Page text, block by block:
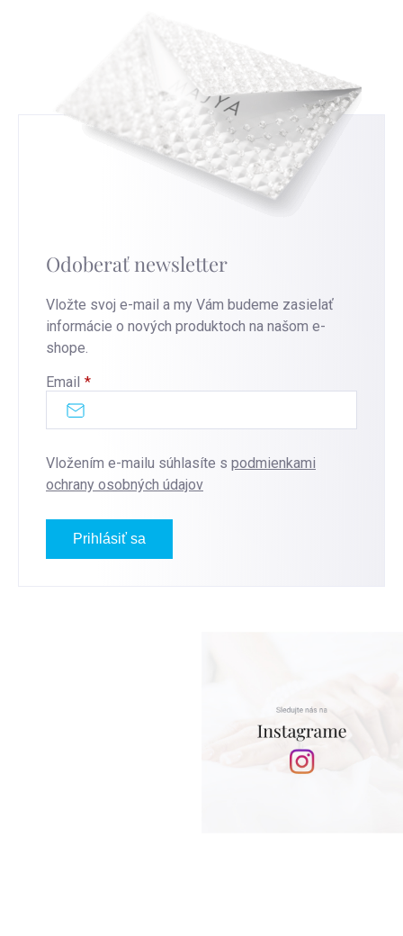
Odoberať newsletter
Vložte svoj e-mail a my Vám budeme zasielať
informácie o nových produktoch na našom e-
shope.
Email
Vložením e-mailu súhlasíte s podmienkami
ochrany osobných údajov
Prihlásiť sa